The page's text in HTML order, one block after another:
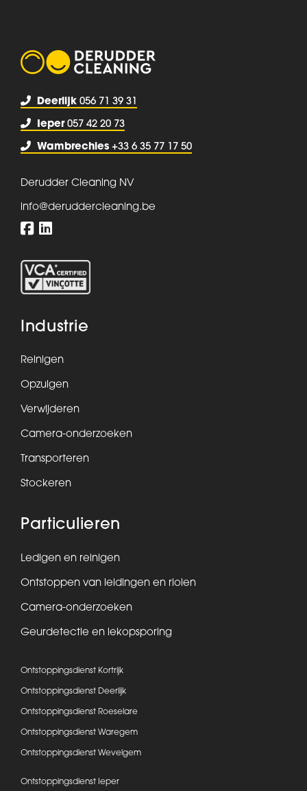
Deerlijk 056 71 39 31
Ieper057 42 20 73
Wambrechies +33 6 35 77 17 50
Derudder Cleaning NV
info@deruddercleaning.be
Industrie
Reinigen
Opzuigen
Verwijderen
Camera-onderzoeken
Transporteren
Stockeren
Particulieren
Ledigen en reinigen
Ontstoppen van leidingen en riolen
Camera-onderzoeken
Geurdetectie en lekopsporing
Ontstoppingsdienst Kortrijk
Ontstoppingsdienst Deerlijk
Ontstoppingsdienst Roeselare
Ontstoppingsdienst Waregem
Ontstoppingsdienst Wevelgem
Ontstoppingsdienst Ieper